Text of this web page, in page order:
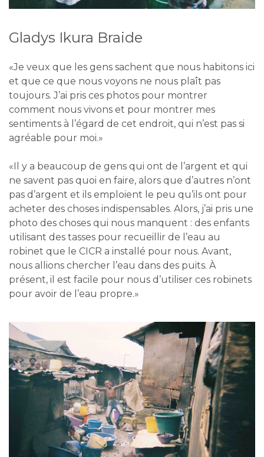
Gladys Ikura Braide
«Je veux que les gens sachent que nous habitons ici
et que ce que nous voyons ne nous plaît pas
toujours. J’ai pris ces photos pour montrer
comment nous vivons et pour montrer mes
sentiments à l’égard de cet endroit, qui n’est pas si
agréable pour moi.»
«Il y a beaucoup de gens qui ont de l’argent et qui
ne savent pas quoi en faire, alors que d’autres n’ont
pas d’argent et ils emploient le peu qu’ils ont pour
acheter des choses indispensables. Alors, j’ai pris une
photo des choses qui nous manquent : des enfants
utilisant des tasses pour recueillir de l’eau au
robinet que le CICR a installé pour nous. Avant,
nous allions chercher l’eau dans des puits. À
présent, il est facile pour nous d’utiliser ces robinets
pour avoir de l’eau propre.»